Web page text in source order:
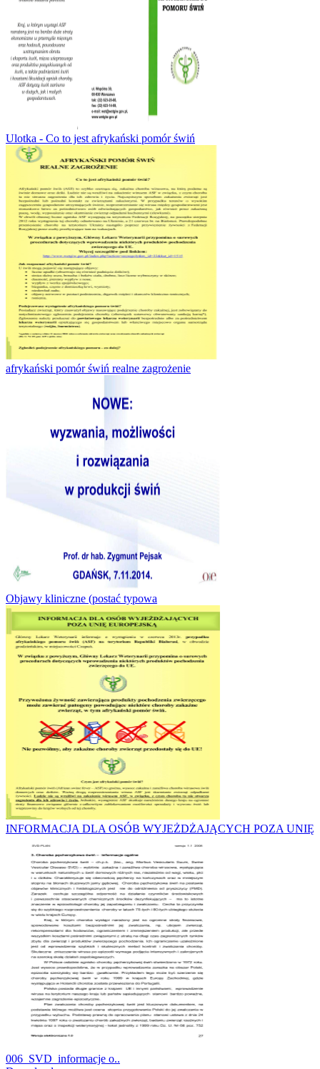
Ulotka - Co to jest afrykański pomór świń
afrykański pomór świń realne zagrożenie
Objawy kliniczne (postać typowa
INFORMACJA DLA OSÓB WYJEŻDŻAJĄCYCH POZA UNIĘ
006_SVD_informacje o..